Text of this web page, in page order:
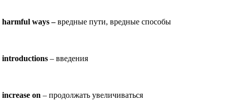
harmful ways –вредные пути, вредные способы
introductions – введения
increase on – продолжать увеличиваться